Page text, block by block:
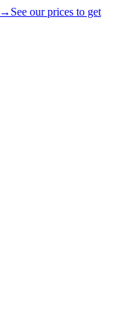
→ See our prices to get